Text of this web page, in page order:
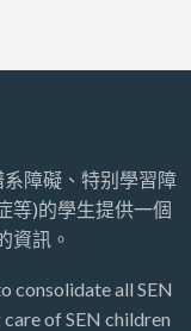
障礙、特别學習障
等)的學生提供一個
資訊。
consolidate all SEN
of SEN children